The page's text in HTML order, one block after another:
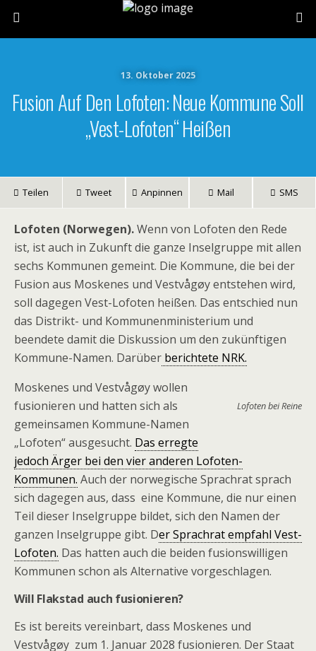
13. Oktober 2025
Fusion Auf Den Lofoten: Neue Kommune Soll
„Vest-Lofoten“ Heißen
Teilen Tweet Anpinnen Mail SMS
Lofoten (Norwegen).Wenn von Lofoten den Rede
ist, ist auch in Zukunft die ganze Inselgruppe mit allen
sechs Kommunen gemeint. Die Kommune, die bei der
Fusion aus Moskenes und Vestvågøy entstehen wird,
soll dagegen Vest-Lofoten heißen. Das entschied nun
das Distrikt- und Kommunenministerium und
beendete damit die Diskussion um den zukünftigen
Kommune-Namen. Darüber berichtete NRK.
Lofoten bei Reine
Moskenes und Vestvågøy wollen
fusionieren und hatten sich als
gemeinsamen Kommune-Namen
„Lofoten“ ausgesucht. Das erregte
jedoch Ärger bei den vier anderen Lofoten-
Kommunen. Auch der norwegische Sprachrat sprach
sich dagegen aus, dass eine Kommune, die nur einen
Teil dieser Inselgruppe bildet, sich den Namen der
ganzen Inselgruppe gibt. Der Sprachrat empfahl Vest-
Lofoten. Das hatten auch die beiden fusionswilligen
Kommunen schon als Alternative vorgeschlagen.
Will Flakstad auch fusionieren?
Es ist bereits vereinbart, dass Moskenes und
Vestvågøy zum 1. Januar 2028 fusionieren. Der Staat